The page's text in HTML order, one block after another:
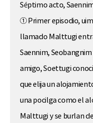
Séptimo acto,
① Primer episodio,
llamado Malttugi
Saennim,
amigo, Soettugi
que elija un
una pocilga como el
Malttugi y se burlan